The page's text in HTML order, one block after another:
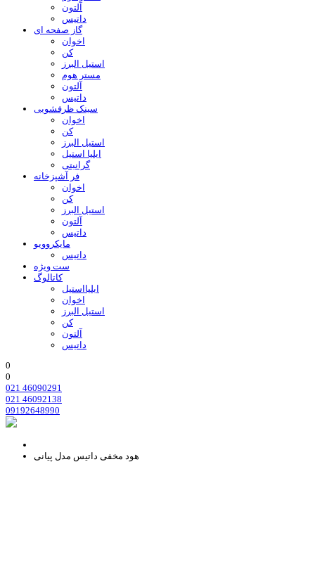
آلتون
داتیس
گاز صفحه ای
اخوان
کن
استیل البرز
مستر هوم
آلتون
داتیس
سینک ظرفشویی
اخوان
کن
استیل البرز
ایلیا استیل
گرانیتی
فر آشپزخانه
اخوان
کن
استیل البرز
آلتون
داتیس
مایکروویو
داتیس
ست ویژه
کاتالوگ
ایلیااستیل
اخوان
استیل البرز
کن
آلتون
داتیس
0
0
021 46090291
021 46092138
09192648990
هود مخفی داتیس مدل پیانی